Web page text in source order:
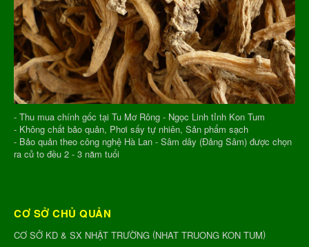
- Thu mua chính gốc tại Tu Mơ Rông - Ngọc Linh tỉnh Kon Tum
- Không chất bảo quản, Phơi sấy tự nhiên, Sản phẩm sạch
- Bảo quản theo công nghệ Hà Lan - Sâm dây (Đảng Sâm) được chọn
ra củ to đều 2 - 3 năm tuổi
CƠ SỞ CHỦ QUẢN
CƠ SỞ KD & SX NHẬT TRƯỜNG (NHAT TRUONG KON TUM)